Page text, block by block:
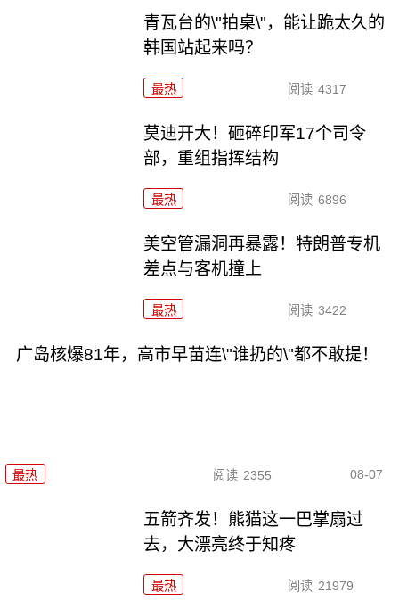
青瓦台的\"拍桌\"，能让跪太久的
韩国站起来吗？
最热 阅读 4317
莫迪开大！砸碎印军17个司令
部，重组指挥结构
最热 阅读 6896
美空管漏洞再暴露！特朗普专机
差点与客机撞上
最热 阅读 3422
广岛核爆81年，高市早苗连\"谁扔的\"都不敢提！
最热 阅读 2355 08-07
五箭齐发！熊猫这一巴掌扇过
去，大漂亮终于知疼
最热 阅读 21979